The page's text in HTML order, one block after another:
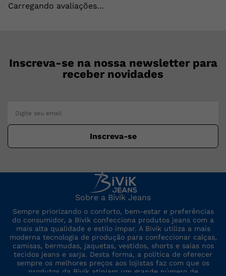
Carregando avaliações…
Inscreva-se na nossa newsletter para
receber novidades
Inscreva-se
Sobre a Bivik Jeans
Sempre priorizando o conforto, bem-estar e preferências
do consumidor, a Bivik confecciona produtos jeans com a
mais alta qualidade e estilo ímpar. A Bivik utiliza a mais
moderna tecnologia de produção para confeccionar calças,
camisas, bermudas, jaquetas, vestidos, shorts e saias nos
tecidos jeans e sarja. Desta forma, a política de oferecer
sempre os melhores preços aos lojistas faz com que os
produtos da Bivik atinjam um grande número de